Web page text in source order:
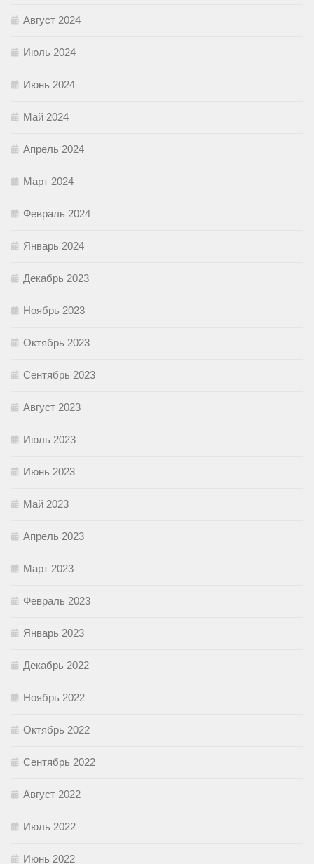
Август 2024
Июль 2024
Июнь 2024
Май 2024
Апрель 2024
Март 2024
Февраль 2024
Январь 2024
Декабрь 2023
Ноябрь 2023
Октябрь 2023
Сентябрь 2023
Август 2023
Июль 2023
Июнь 2023
Май 2023
Апрель 2023
Март 2023
Февраль 2023
Январь 2023
Декабрь 2022
Ноябрь 2022
Октябрь 2022
Сентябрь 2022
Август 2022
Июль 2022
Июнь 2022